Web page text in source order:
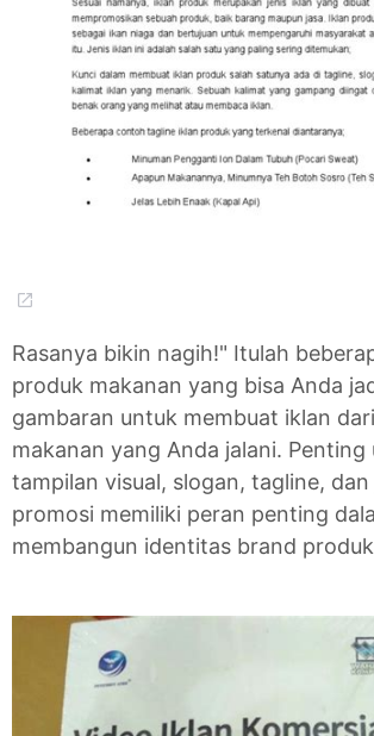
Rasanya bikin nagih!" Itulah
produk makanan yang bisa Anda
gambaran untuk membuat iklan
makanan yang Anda jalani.
tampilan visual, slogan, tagline,
promosi memiliki peran penting
membangun identitas brand